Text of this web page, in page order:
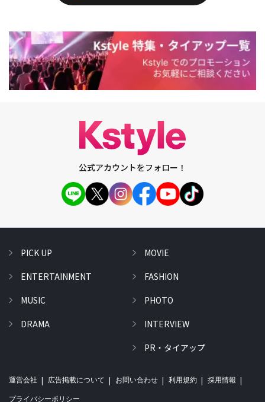
公式アカウントをフォロー！
PICK UP
ENTERTAINMENT
MUSIC
DRAMA
MOVIE
FASHION
PHOTO
INTERVIEW
PR・タイアップ
運営会社 広告掲載について お問い合わせ 利用規約 採用情報
プライバシーポリシー